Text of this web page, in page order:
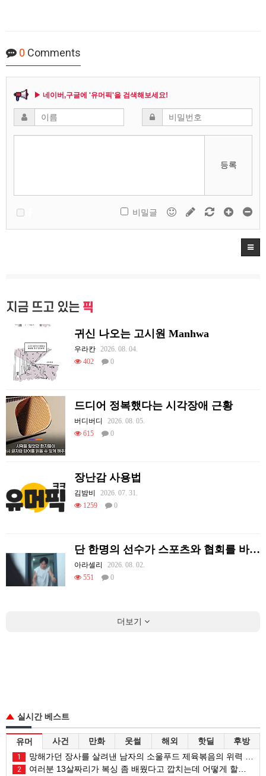
0 Comments
▶ 네이버,구글에 '유머픽'을 검색해보세요!
등록
비밀글
지금 뜨고 있는 픽
귀신 나오는 고시원 Manhwa
우라칸 2026. 08. 04.
402
0
드디어 정복했다는 시각장애 근황
버디버디
2026. 08. 05.
615
0
장난감 사용법
김밤비
2026. 07. 31.
1259
0
단 한명의 선수가 스포츠와 협회를 바꿔 버린 사례.jpg
아라셀리
2026. 08. 02.
551
0
더보기
실시간 베스트
유머 사건 만화 웃썰 해외 핫딜 후방
1 망해가던 장사를 살려낸 남자의 소울푸드 제육볶음의 위력 ㅋㅋ
2 여러분 13살짜리가 복싱 좀 배웠다고 깝치는데 어떻게 할까요?